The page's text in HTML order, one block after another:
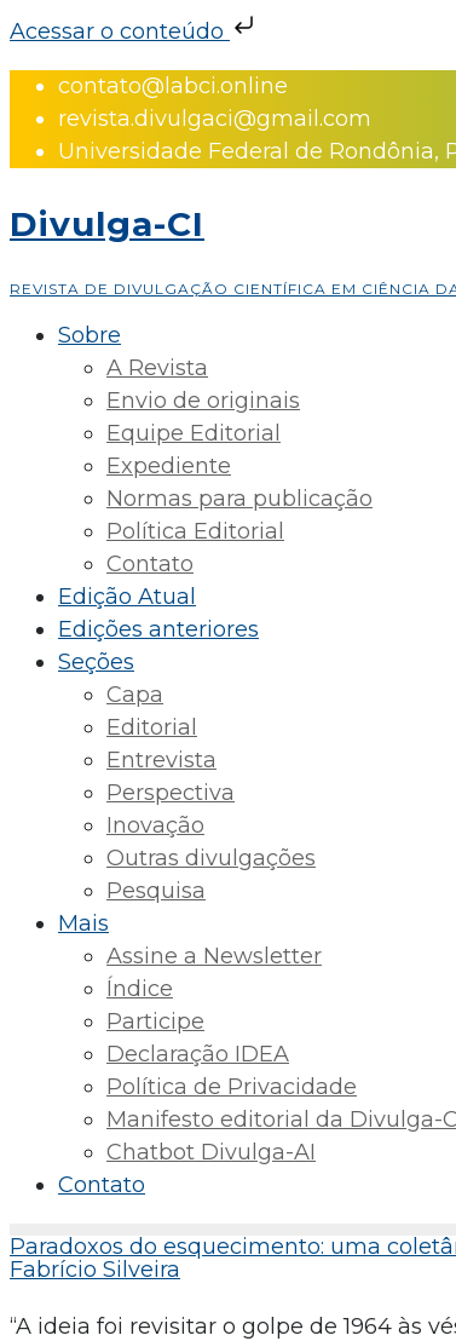
Acessar o conteúdo
Skip
content
contato@labci.online
revista.divulgaci@gmail.com
Universidade Federal de Rondônia,
Divulga-CI
REVISTA DE DIVULGAÇÃO CIENTÍFICA EM CIÊNCIA
Sobre
A Revista
Envio de originais
Equipe Editorial
Expediente
Normas para publicação
Política Editorial
Contato
Edição Atual
Edições anteriores
Seções
Capa
Editorial
Entrevista
Perspectiva
Inovação
Outras divulgações
Pesquisa
Mais
Assine a Newsletter
Índice
Participe
Declaração IDEA
Política de Privacidade
Manifesto editorial da Divulga-
Chatbot Divulga-AI
Contato
Paradoxos do esquecimento: uma
Fabrício Silveira
“A ideia foi revisitar o golpe de 1964 às